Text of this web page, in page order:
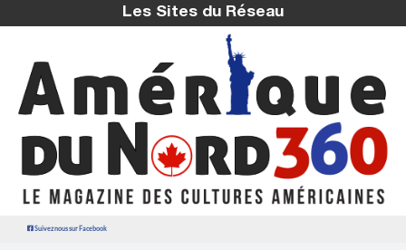
Les Sites du Réseau
Suivez nous sur Facebook